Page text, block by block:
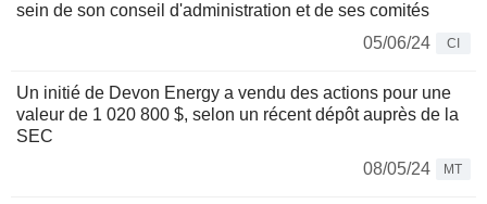
sein de son conseil d'administration et de ses comités
05/06/24
CI
Un initié de Devon Energy a vendu des actions pour une
valeur de 1 020 800 $, selon un récent dépôt auprès de la
SEC
08/05/24
MT